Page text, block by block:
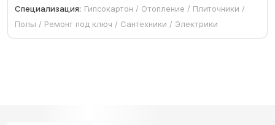
Специализация: Гипсокартон / Отопление / Плиточники /
Полы / Ремонт под ключ / Сантехники / Электрики